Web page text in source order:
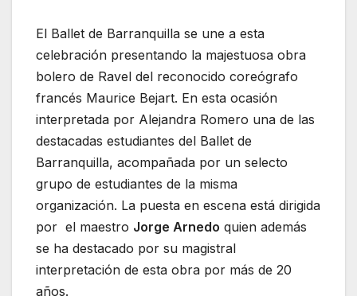
El Ballet de Barranquilla se une a esta
celebración presentando la majestuosa obra
bolero de Ravel del reconocido coreógrafo
francés Maurice Bejart. En esta ocasión
interpretada por Alejandra Romero una de las
destacadas estudiantes del Ballet de
Barranquilla, acompañada por un selecto
grupo de estudiantes de la misma
organización. La puesta en escena está dirigida
por el maestro Jorge Arnedo quien además
se ha destacado por su magistral
interpretación de esta obra por más de 20
años.